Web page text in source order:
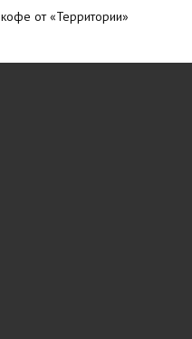
от «Территории»